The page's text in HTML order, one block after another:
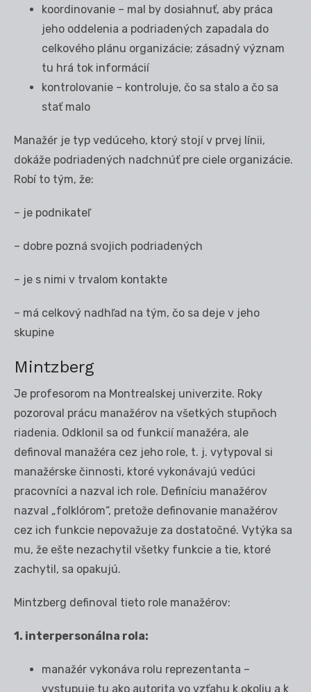
koordinovanie – mal by dosiahnuť, aby práca
jeho oddelenia a podriadených zapadala do
celkového plánu organizácie; zásadný význam
tu hrá tok informácií
kontrolovanie – kontroluje, čo sa stalo a čo sa
stať malo
Manažér je typ vedúceho, ktorý stojí v prvej línii,
dokáže podriadených nadchnúť pre ciele organizácie.
Robí to tým, že:
– je podnikateľ
– dobre pozná svojich podriadených
– je s nimi v trvalom kontakte
– má celkový nadhľad na tým, čo sa deje v jeho
skupine
Mintzberg
Je profesorom na Montrealskej univerzite. Roky
pozoroval prácu manažérov na všetkých stupňoch
riadenia. Odklonil sa od funkcií manažéra, ale
definoval manažéra cez jeho role, t. j. vytypoval si
manažérske činnosti, ktoré vykonávajú vedúci
pracovníci a nazval ich role. Definíciu manažérov
nazval „folklórom“, pretože definovanie manažérov
cez ich funkcie nepovažuje za dostatočné. Vytýka sa
mu, že ešte nezachytil všetky funkcie a tie, ktoré
zachytil, sa opakujú.
Mintzberg definoval tieto role manažérov:
1. interpersonálna rola:
manažér vykonáva rolu reprezentanta –
vystupuje tu ako autorita vo vzťahu k okoliu a k